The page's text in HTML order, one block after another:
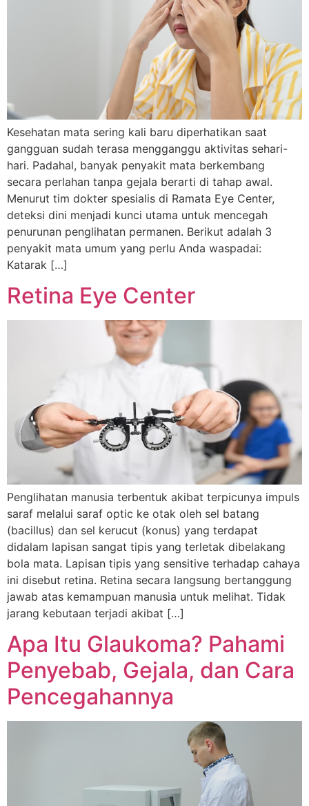
Kesehatan mata sering kali baru diperhatikan saat
gangguan sudah terasa mengganggu aktivitas sehari-
hari. Padahal, banyak penyakit mata berkembang
secara perlahan tanpa gejala berarti di tahap awal.
Menurut tim dokter spesialis di Ramata Eye Center,
deteksi dini menjadi kunci utama untuk mencegah
penurunan penglihatan permanen. Berikut adalah 3
penyakit mata umum yang perlu Anda waspadai:
Katarak […]
Retina Eye Center
Penglihatan manusia terbentuk akibat terpicunya impuls
saraf melalui saraf optic ke otak oleh sel batang
(bacillus) dan sel kerucut (konus) yang terdapat
didalam lapisan sangat tipis yang terletak dibelakang
bola mata. Lapisan tipis yang sensitive terhadap cahaya
ini disebut retina. Retina secara langsung bertanggung
jawab atas kemampuan manusia untuk melihat. Tidak
jarang kebutaan terjadi akibat […]
Apa Itu Glaukoma? Pahami
Penyebab, Gejala, dan Cara
Pencegahannya